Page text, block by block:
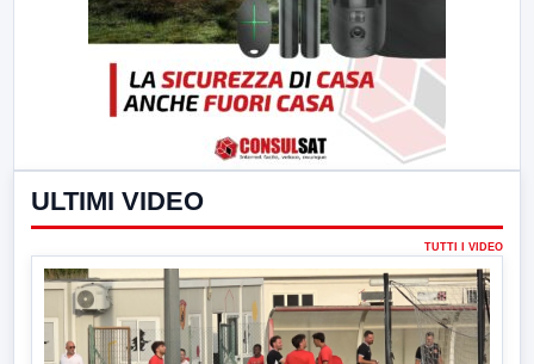
ULTIMI VIDEO
TUTTI I VIDEO